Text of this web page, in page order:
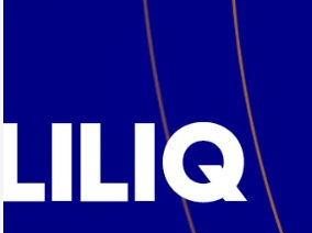
Eksklüziv
Döyüş